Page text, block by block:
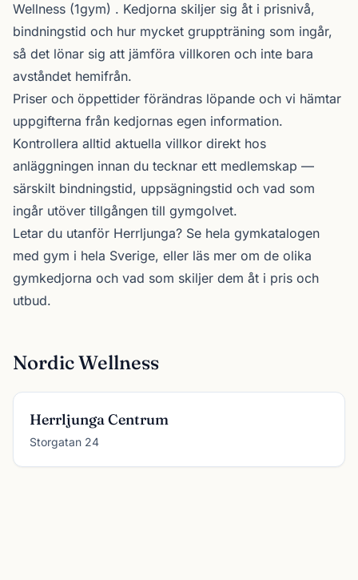
Wellness (1gym) . Kedjorna skiljer sig åt i prisnivå,
bindningstid och hur mycket gruppträning som ingår,
så det lönar sig att jämföra villkoren och inte bara
avståndet hemifrån.
Priser och öppettider förändras löpande och vi hämtar
uppgifterna från kedjornas egen information.
Kontrollera alltid aktuella villkor direkt hos
anläggningen innan du tecknar ett medlemskap —
särskilt bindningstid, uppsägningstid och vad som
ingår utöver tillgången till gymgolvet.
Letar du utanför Herrljunga? Se hela gymkatalogen
med gym i hela Sverige, eller läs mer om de olika
gymkedjorna och vad som skiljer dem åt i pris och
utbud.
Nordic Wellness
Herrljunga Centrum
Storgatan 24